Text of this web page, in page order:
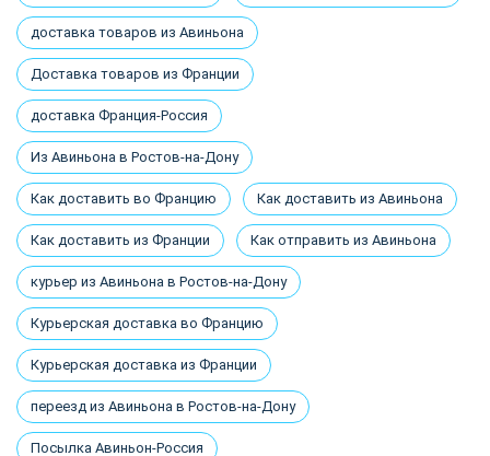
доставка товаров из Авиньона
Доставка товаров из Франции
доставка Франция-Россия
Из Авиньона в Ростов-на-Дону
Как доставить во Францию Как доставить из Авиньона
Как доставить из Франции Как отправить из Авиньона
курьер из Авиньона в Ростов-на-Дону
Курьерская доставка во Францию
Курьерская доставка из Франции
переезд из Авиньона в Ростов-на-Дону
Посылка Авиньон-Россия